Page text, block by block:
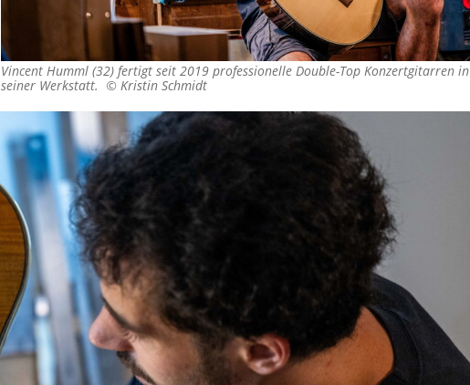
Vincent Humml (32) fertigt seit 2019 professionelle Double-Top Konzertgitarren in
seiner Werkstatt. © Kristin Schmidt